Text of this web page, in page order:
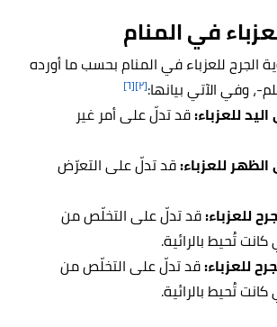
في المنام
الجرح للعزباء في المنام بحسب ما أورده
، وفي الآتي بيانها:[٢] [٦]
للعزباء:قد تدلّ على أمر غير
للعزباء:قد تدلّ على التعرّض
للعزباء:قد تدلّ على التخلّص من
تُحيط بالرائية.
للعزباء:قد تدلّ على التخلّص من
تُحيط بالرائية.